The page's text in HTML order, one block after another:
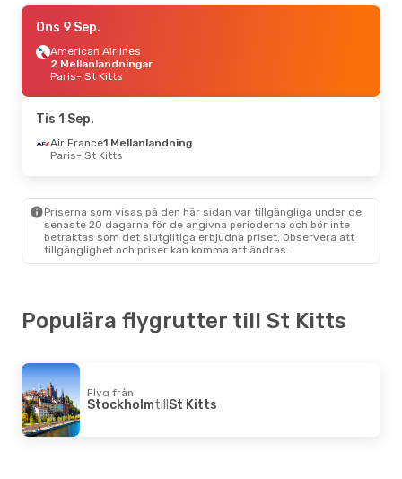
Ons 9 Sep.
American Airlines
2 Mellanlandningar
Paris- St Kitts
Tis 1 Sep.
Air France1 Mellanlandning
Paris- St Kitts
Priserna som visas på den här sidan var tillgängliga under de
senaste 20 dagarna för de angivna perioderna och bör inte
betraktas som det slutgiltiga erbjudna priset. Observera att
tillgänglighet och priser kan komma att ändras.
Populära flygrutter till St Kitts
Flyg från
StockholmtillSt Kitts